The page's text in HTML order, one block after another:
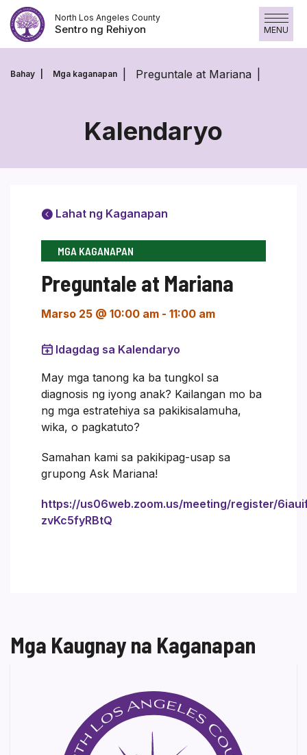
Laktawan
ang
nilalaman
North Los Angeles County
Sentro ng Rehiyon MENU
Bahay Mga kaganapan Preguntale at Mariana
Kalendaryo
Lahat ng Kaganapan
MGA KAGANAPAN
Preguntale at Mariana
Marso 25 @ 10:00 am - 11:00 am
Idagdag sa Kalendaryo
May mga tanong ka ba tungkol sa
diagnosis ng iyong anak? Kailangan mo ba
ng mga estratehiya sa pakikisalamuha,
wika, o pagkatuto?
Samahan kami sa pakikipag-usap sa
grupong Ask Mariana!
https://us06web.zoom.us/meeting/register/
zvKc5fyRBtQ
Mga Kaugnay na Kaganapan